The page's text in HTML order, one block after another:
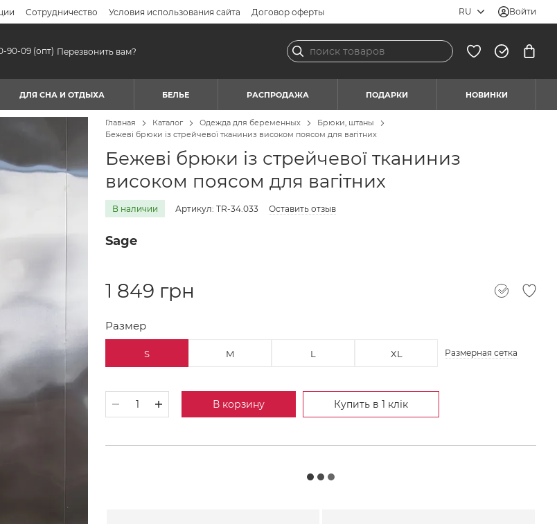
Сотрудничество Условия использования сайта Договор оферты RU Войти
90-09 (опт) Перезвонить вам?
ДЛЯ СНА И ОТДЫХА БЕЛЬЕ РАСПРОДАЖА ПОДАРКИ НОВИНКИ
Главная Каталог Одежда для беременных
Брюки, штаны
Бежеві брюки із стрейчевої тканиниз високом поясом для вагітних
Бежеві брюки із стрейчевої тканиниз
високом поясом для вагітних
В наличии Артикул: TR-34.033 Оставить отзыв
Sage
1 849 грн
Размер
S M L XL Размерная сетка
В корзину Купить в 1 клік